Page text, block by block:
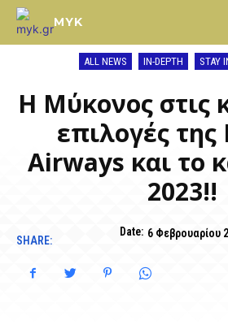
MYK
ALL NEWS IN-DEPTH STAY
Η Μύκονος στις
επιλογές
Airways και το
2023!!
Date: 6 Φεβρουαρίου
SHARE: